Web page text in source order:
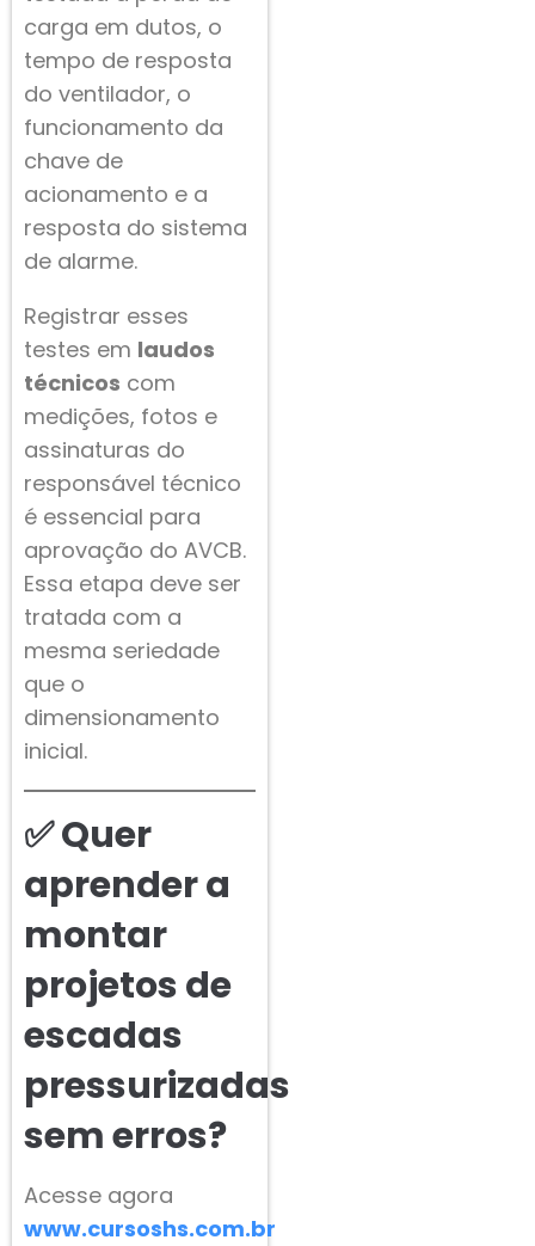
carga em dutos, o
tempo de resposta
do ventilador, o
funcionamento da
chave de
acionamento e a
resposta do sistema
de alarme.
Registrar esses
testes em laudos
técnicos com
medições, fotos e
assinaturas do
responsável técnico
é essencial para
aprovação do AVCB.
Essa etapa deve ser
tratada com a
mesma seriedade
que o
dimensionamento
inicial.
✅ Quer
aprender a
montar
projetos de
escadas
pressurizadas
sem erros?
Acesse agora
www.cursoshs.com.br